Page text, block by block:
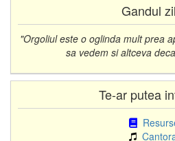
Gandul
"Orgoliul este o oglinda mult prea
sa vedem si altceva
Te-ar putea